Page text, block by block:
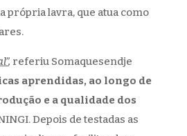
própria lavra, que atua como
, referiu Somaquesendje
aprendidas, ao longo de
e a qualidade dos
Depois de testadas as